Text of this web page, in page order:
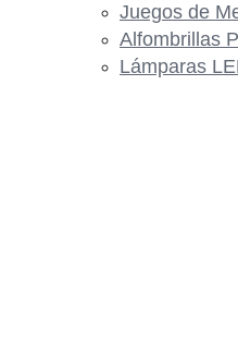
Juegos de
Alfombrillas
Lámparas